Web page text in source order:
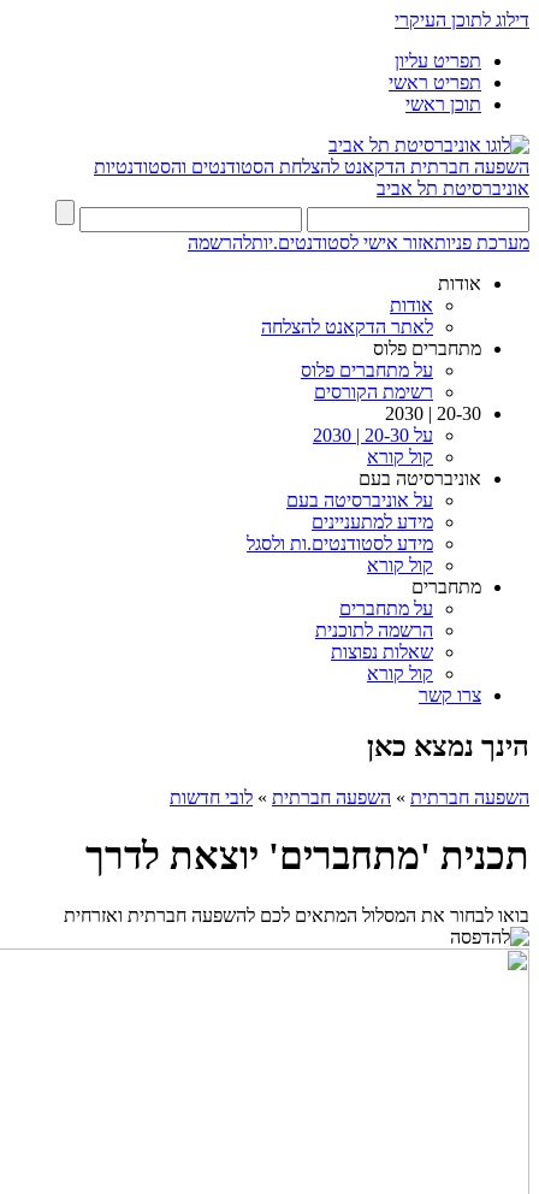
דילוג לתוכן העיקרי
תפריט עליון
תפריט ראשי
תוכן ראשי
השפעה חברתית הדקאנט להצלחת הסטודנטים והסטודנטיות
אוניברסיטת תל אביב
מערכת פניותאזור אישי לסטודנטים.יותלהרשמה
אודות
אודות
לאתר הדקאנט להצלחה
מתחברים פלוס
על מתחברים פלוס
רשימת הקורסים
20-30 | 2030
על 20-30 | 2030
קול קורא
אוניברסיטה בעם
על אוניברסיטה בעם
מידע למתעניינים
מידע לסטודנטים.ות ולסגל
קול קורא
מתחברים
על מתחברים
הרשמה לתוכנית
שאלות נפוצות
קול קורא
צרו קשר
הינך נמצא כאן
השפעה חברתית » השפעה חברתית » לובי חדשות
תכנית 'מתחברים' יוצאת לדרך
בואו לבחור את המסלול המתאים לכם להשפעה חברתית ואזרחית